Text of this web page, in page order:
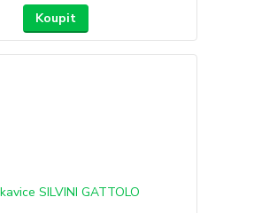
Koupit